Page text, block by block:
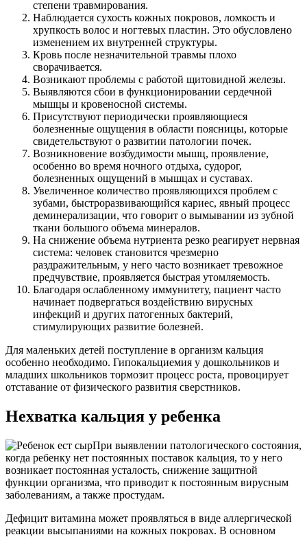
степени травмирования.
Наблюдается сухость кожных покровов, ломкость и
хрупкость волос и ногтевых пластин. Это обусловлено
изменением их внутренней структуры.
Кровь после незначительной травмы плохо
сворачивается.
Возникают проблемы с работой щитовидной железы.
Выявляются сбои в функционировании сердечной
мышцы и кровеносной системы.
Присутствуют периодически проявляющиеся
болезненные ощущения в области поясницы, которые
свидетельствуют о развитии патологии почек.
Возникновение возбудимости мышц, проявление,
особенно во время ночного отдыха, судорог,
болезненных ощущений в мышцах и суставах.
Увеличенное количество проявляющихся проблем с
зубами, быстроразвивающийся кариес, явный процесс
деминерализации, что говорит о вымывании из зубной
ткани большого объема минералов.
На снижение объема нутриента резко реагирует нервная
система: человек становится чрезмерно
раздражительным, у него часто возникает тревожное
предчувствие, проявляется быстрая утомляемость.
Благодаря ослабленному иммунитету, пациент часто
начинает подвергаться воздействию вирусных
инфекций и других патогенных бактерий,
стимулирующих развитие болезней.
Для маленьких детей поступление в организм кальция
особенно необходимо. Гипокальциемия у дошкольников и
младших школьников тормозит процесс роста, провоцирует
отставание от физического развития сверстников.
Нехватка кальция у ребенка
При выявлении патологического состояния,
когда ребенку нет постоянных поставок кальция, то у него
возникает постоянная усталость, снижение защитной
функции организма, что приводит к постоянным вирусным
заболеваниям, а также простудам.
Дефицит витамина может проявляться в виде аллергической
реакции высыпаниями на кожных покровах. В основном